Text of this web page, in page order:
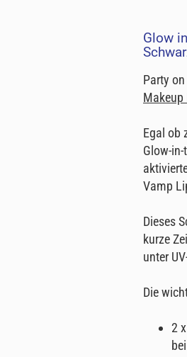
Glow
Party
Makeup
Egal ob
Glow-
Vamp
Dieses
kurze
unter
Die
2